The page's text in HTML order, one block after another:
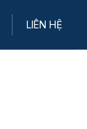
LIÊN HỆ